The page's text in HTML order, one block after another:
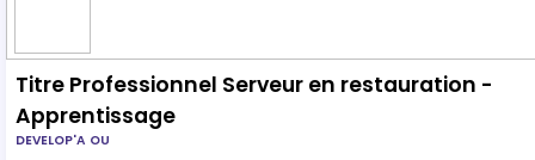
Titre Professionnel Serveur en restauration -
Apprentissage
DEVELOP'A OU